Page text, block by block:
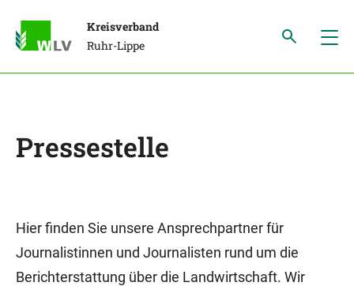
Kreisverband
Ruhr-Lippe
Pressestelle
Hier finden Sie unsere Ansprechpartner für
Journalistinnen und Journalisten rund um die
Berichterstattung über die Landwirtschaft. Wir